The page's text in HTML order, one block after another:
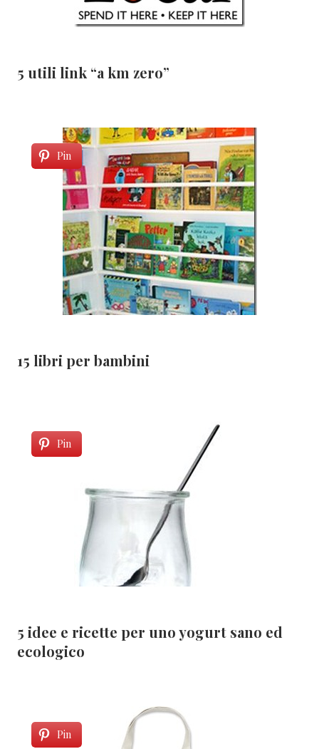
5 utili link “a km zero”
Pin
15 libri per bambini
Pin
5 idee e ricette per uno yogurt sano ed
ecologico
Pin